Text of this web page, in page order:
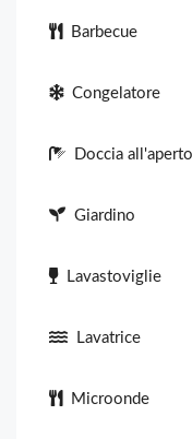
Barbecue
Congelatore
Doccia all'aperto
Giardino
Lavastoviglie
Lavatrice
Microonde